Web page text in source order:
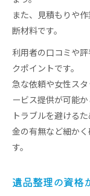
また、見積もりや
断材料です。
利用者の口コミや
クポイントです。
急な依頼や女性ス
ービス提供が可能
トラブルを避ける
金の有無など細か
す。
遺品整理の資格